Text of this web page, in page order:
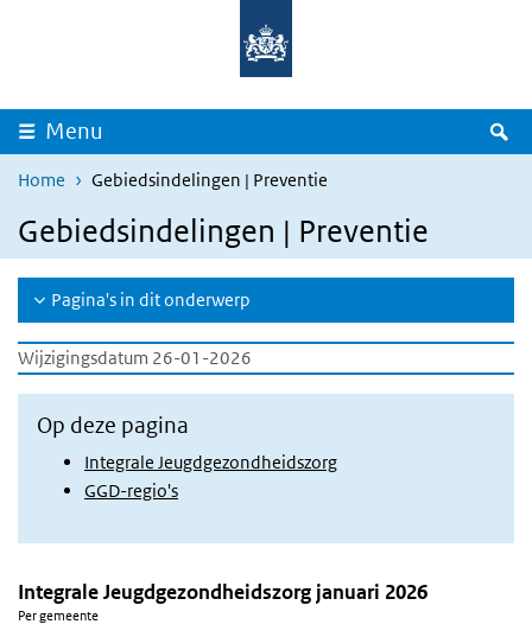
Overslaan en naar de inhoud gaan
Menu
Home Gebiedsindelingen | Preventie
Gebiedsindelingen | Preventie
Pagina's in dit onderwerp
Wijzigingsdatum 26-01-2026
Op deze pagina
Integrale Jeugdgezondheidszorg
GGD-regio's
Integrale Jeugdgezondheidszorg januari 2026
Per gemeente